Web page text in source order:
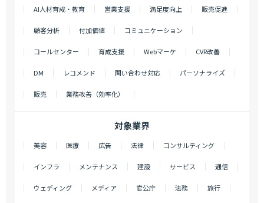
AI人材育成・教育 営業支援 満足度向上 販売促進
顧客分析 付加価値 コミュニケーション
コールセンター 育成支援 Webマーケ CVR改善
DM レコメンド 問い合わせ対応 パーソナライズ
販売 業務改善（効率化）
対象業界
美容 医療 広告 法律 コンサルティング
インフラ メンテナンス 建設 サービス 通信
ウェディング メディア 官公庁 法務 旅行